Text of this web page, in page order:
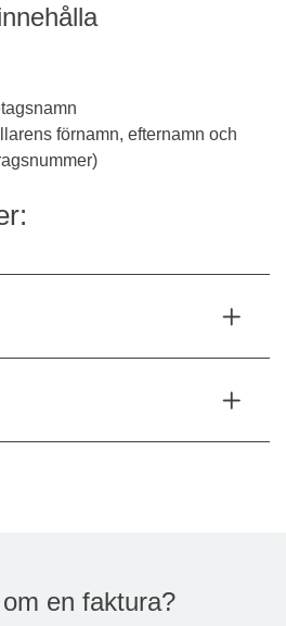
förnamn, efternamn och
en faktura?